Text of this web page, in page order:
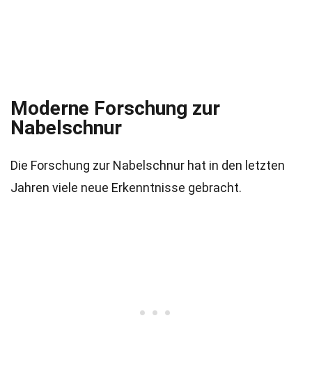
Moderne Forschung zur
Nabelschnur
Die Forschung zur Nabelschnur hat in den letzten
Jahren viele neue Erkenntnisse gebracht.